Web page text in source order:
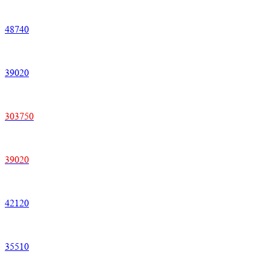
48740
39020
303750
39020
42120
35510